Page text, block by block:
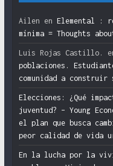
Ailen en Elemental :
mínima = Thoughts
Luis Rojas Castillo.
poblaciones.
comunidad a
Elecciones: ¿Qué
juventud? – Young
el plan que busca
peor calidad de vida
En la lucha por la